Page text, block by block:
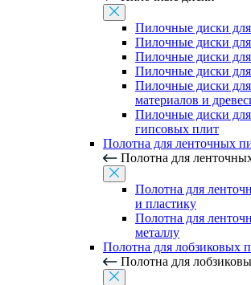
Пилочные диски
Пилочные диски для
Пилочные диски
Пилочные диски для
Пилочные диски
материалов и
Пилочные диски
гипсовых плит
Полотна для ленточных
Полотна для
Полотна для
и пластику
Полотна для
металлу
Полотна для лобзиковых
Полотна для